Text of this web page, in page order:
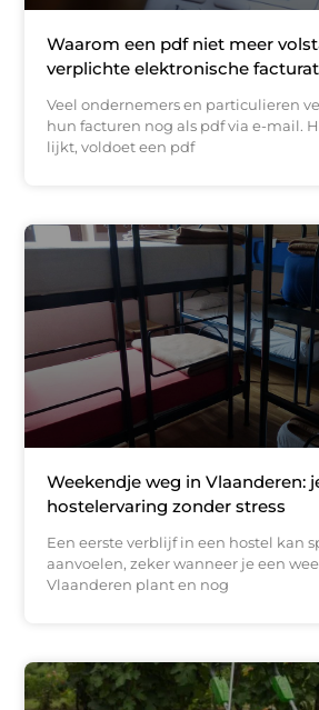
Waarom een pdf niet meer
verplichte elektronische
Veel ondernemers en particulieren
hun facturen nog als pdf via e-mail.
lijkt, voldoet een pdf
Weekendje weg in Vlaanderen:
hostelervaring zonder stress
Een eerste verblijf in een hostel kan
aanvoelen, zeker wanneer je een
Vlaanderen plant en nog